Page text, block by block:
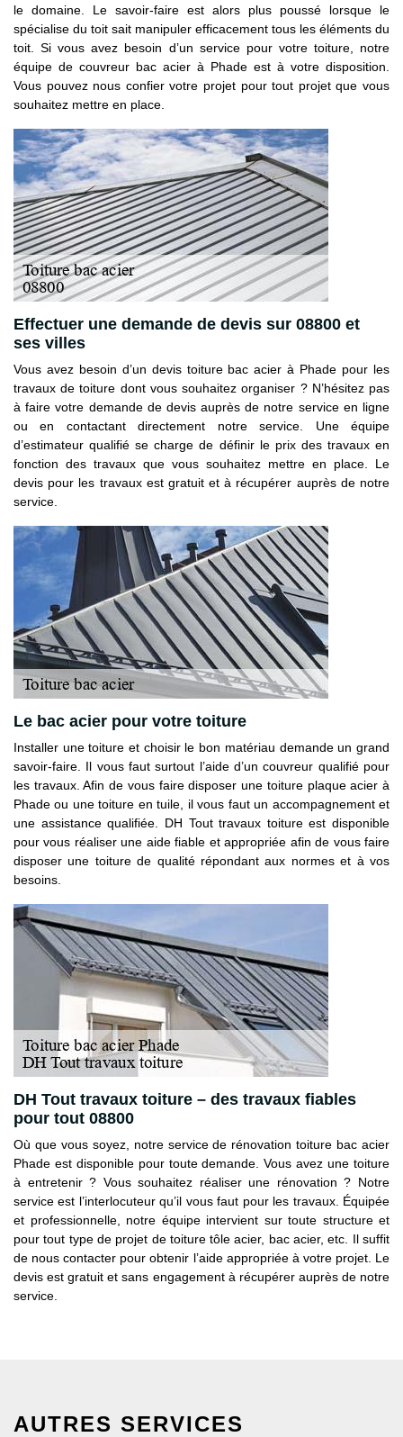
le domaine. Le savoir-faire est alors plus poussé lorsque le
spécialise du toit sait manipuler efficacement tous les éléments du
toit. Si vous avez besoin d’un service pour votre toiture, notre
équipe de couvreur bac acier à Phade est à votre disposition.
Vous pouvez nous confier votre projet pour tout projet que vous
souhaitez mettre en place.
Effectuer une demande de devis sur 08800 et
ses villes
Vous avez besoin d’un devis toiture bac acier à Phade pour les
travaux de toiture dont vous souhaitez organiser ? N’hésitez pas
à faire votre demande de devis auprès de notre service en ligne
ou en contactant directement notre service. Une équipe
d’estimateur qualifié se charge de définir le prix des travaux en
fonction des travaux que vous souhaitez mettre en place. Le
devis pour les travaux est gratuit et à récupérer auprès de notre
service.
Le bac acier pour votre toiture
Installer une toiture et choisir le bon matériau demande un grand
savoir-faire. Il vous faut surtout l’aide d’un couvreur qualifié pour
les travaux. Afin de vous faire disposer une toiture plaque acier à
Phade ou une toiture en tuile, il vous faut un accompagnement et
une assistance qualifiée. DH Tout travaux toiture est disponible
pour vous réaliser une aide fiable et appropriée afin de vous faire
disposer une toiture de qualité répondant aux normes et à vos
besoins.
DH Tout travaux toiture – des travaux fiables
pour tout 08800
Où que vous soyez, notre service de rénovation toiture bac acier
Phade est disponible pour toute demande. Vous avez une toiture
à entretenir ? Vous souhaitez réaliser une rénovation ? Notre
service est l’interlocuteur qu’il vous faut pour les travaux. Équipée
et professionnelle, notre équipe intervient sur toute structure et
pour tout type de projet de toiture tôle acier, bac acier, etc. Il suffit
de nous contacter pour obtenir l’aide appropriée à votre projet. Le
devis est gratuit et sans engagement à récupérer auprès de notre
service.
AUTRES SERVICES